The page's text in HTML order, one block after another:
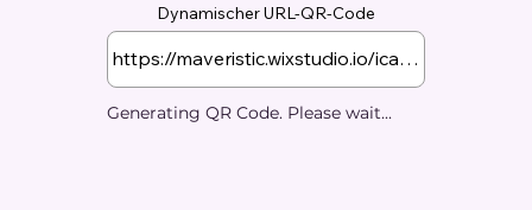
Dynamischer URL-QR-Code
Generating QR Code. Please wait...